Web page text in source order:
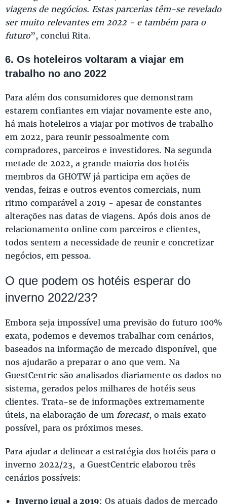
viagens de negócios. Estas parcerias têm-se revelado
ser muito relevantes em 2022 - e também para o
futuro”, conclui Rita.
6. Os hoteleiros voltaram a viajar em
trabalho no ano 2022
Para além dos consumidores que demonstram
estarem confiantes em viajar novamente este ano,
há mais hoteleiros a viajar por motivos de trabalho
em 2022, para reunir pessoalmente com
compradores, parceiros e investidores. Na segunda
metade de 2022, a grande maioria dos hotéis
membros da GHOTW já participa em ações de
vendas, feiras e outros eventos comerciais, num
ritmo comparável a 2019 - apesar de constantes
alterações nas datas de viagens. Após dois anos de
relacionamento online com parceiros e clientes,
todos sentem a necessidade de reunir e concretizar
negócios, em pessoa.
O que podem os hotéis esperar do
inverno 2022/23?
Embora seja impossível uma previsão do futuro 100%
exata, podemos e devemos trabalhar com cenários,
baseados na informação de mercado disponível, que
nos ajudarão a preparar o ano que vem. Na
GuestCentric são analisados diariamente os dados no
sistema, gerados pelos milhares de hotéis seus
clientes. Trata-se de informações extremamente
úteis, na elaboração de um forecast, o mais exato
possível, para os próximos meses.
Para ajudar a delinear a estratégia dos hotéis para o
inverno 2022/23, a GuestCentric elaborou três
cenários possíveis:
Inverno igual a 2019: Os atuais dados de mercado